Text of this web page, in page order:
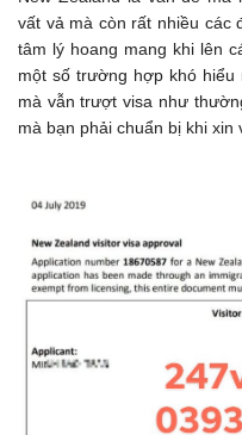
vất vả mà còn rất nhiều các
tâm lý hoang mang khi lên
một số trường hợp khó
mà vẫn trượt visa như
mà bạn phải chuẩn bị khi xin